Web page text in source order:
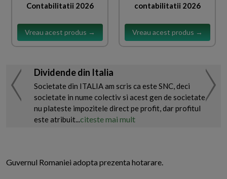
Contabilitatii 2026
Vreau acest produs →
contabilitatii 2026
Vreau acest produs →
Dividende din Italia
Societate din ITALIA am scris ca este SNC, deci
societate in nume colectiv si acest gen de societate
nu plateste impozitele direct pe profit, dar profitul
este atribuit...citeste mai mult
Guvernul Romaniei adopta prezenta hotarare.